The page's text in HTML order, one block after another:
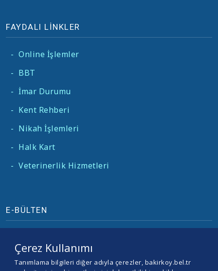
FAYDALI LİNKLER
- Online İşlemler
- BBT
- İmar Durumu
- Kent Rehberi
- Nikah İşlemleri
- Halk Kart
- Veterinerlik Hizmetleri
E-BÜLTEN
Çerez Kullanımı
Tanımlama bilgileri diğer adıyla çerezler, bakirkoy.bel.tr